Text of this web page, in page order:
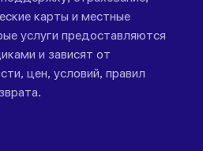
карты и местные
услуги предоставляются
и зависят от
цен, условий, правил